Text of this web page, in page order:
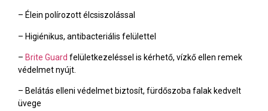
– Élein polírozott élcsiszolással
– Higiénikus, antibacteriális felülettel
– Brite Guard felületkezeléssel is kérhető, vízkő ellen remek
védelmet nyújt.
– Belátás elleni védelmet biztosít, fürdőszoba falak kedvelt
üvege